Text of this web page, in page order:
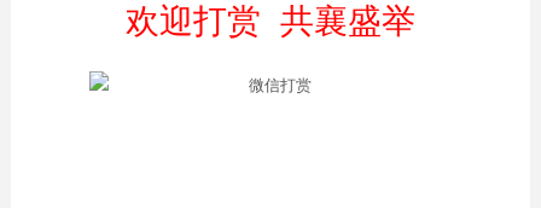
欢迎打赏 共襄盛举